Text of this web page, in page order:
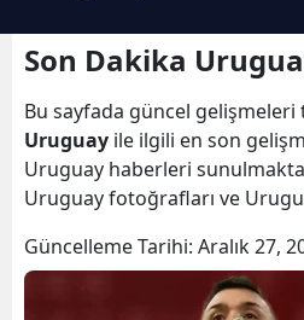
Son Dakika
Bu sayfada güncel
Uruguay ile ilgili en son
Uruguay haberleri
Uruguay fotoğrafları ve
Güncelleme Tarihi: Aralık 27,